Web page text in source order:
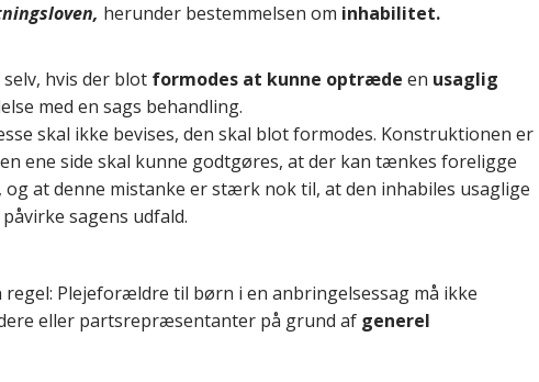
herunder bestemmelsen om inhabilitet.
hvis der blot formodes at kunne optræde en usaglig
med en sags behandling.
skal ikke bevises, den skal blot formodes. Konstruktionen er
ene side skal kunne godtgøres, at der kan tænkes foreligge
og at denne mistanke er stærk nok til, at den inhabiles usaglige
sagens udfald.
regel: Plejeforældre til børn i en anbringelsessag må ikke
eller partsrepræsentanter på grund af generel